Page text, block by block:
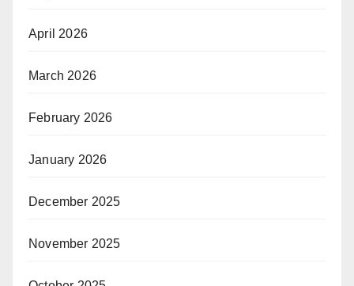
April 2026
March 2026
February 2026
January 2026
December 2025
November 2025